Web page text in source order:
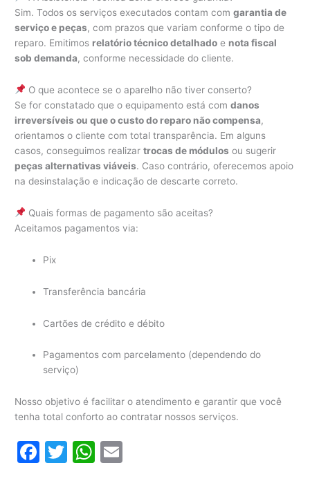
Sim. Todos os serviços executados contam comgarantia de
serviço e peças, com prazos que variam conforme o tipo de
reparo. Emitimos relatório técnico detalhado e nota fiscal
sob demanda, conforme necessidade do cliente.
O que acontece se o aparelho não tiver conserto?
Se for constatado que o equipamento está comdanos
irreversíveis ou que o custo do reparo não compensa,
orientamos o cliente com total transparência. Em alguns
casos, conseguimos realizartrocas de módulos ou sugerir
peças alternativas viáveis. Caso contrário, oferecemos apoio
na desinstalação e indicação de descarte correto.
Quais formas de pagamento são aceitas?
Aceitamos pagamentos via:
Pix
Transferência bancária
Cartões de crédito e débito
Pagamentos com parcelamento (dependendo do
serviço)
Nosso objetivo é facilitar o atendimento e garantir que você
tenha total conforto ao contratar nossos serviços.
F
T
W